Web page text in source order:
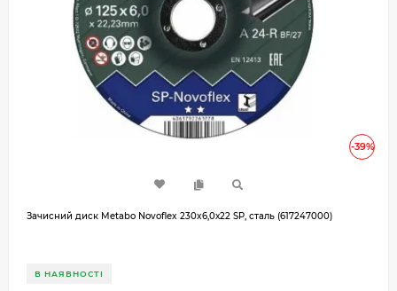
-39%
Зачисний диск Metabo Novoflex 230x6,0х22 SP, сталь (617247000)
В НАЯВНОСТІ